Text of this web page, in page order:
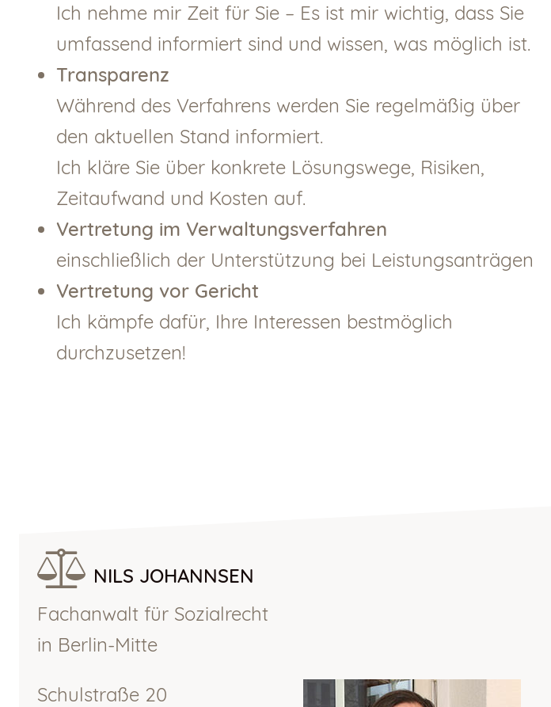
Ich nehme mir Zeit für Sie – Es ist mir wichtig, dass Sie
umfassend informiert sind und wissen, was möglich ist.
Transparenz
Während des Verfahrens werden Sie regelmäßig über
den aktuellen Stand informiert.
Ich kläre Sie über konkrete Lösungswege, Risiken,
Zeitaufwand und Kosten auf.
Vertretung im Verwaltungsverfahren
einschließlich der Unterstützung bei Leistungsanträgen
Vertretung vor Gericht
Ich kämpfe dafür, Ihre Interessen bestmöglich
durchzusetzen!
NILS JOHANNSEN
Fachanwalt für Sozialrecht
in Berlin-Mitte
Schulstraße 20